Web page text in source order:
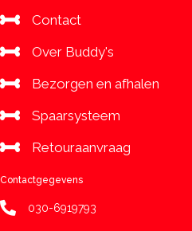
Contact
Over Buddy's
Bezorgen en afhalen
Spaarsysteem
Retouraanvraag
Contactgegevens
030-6919793